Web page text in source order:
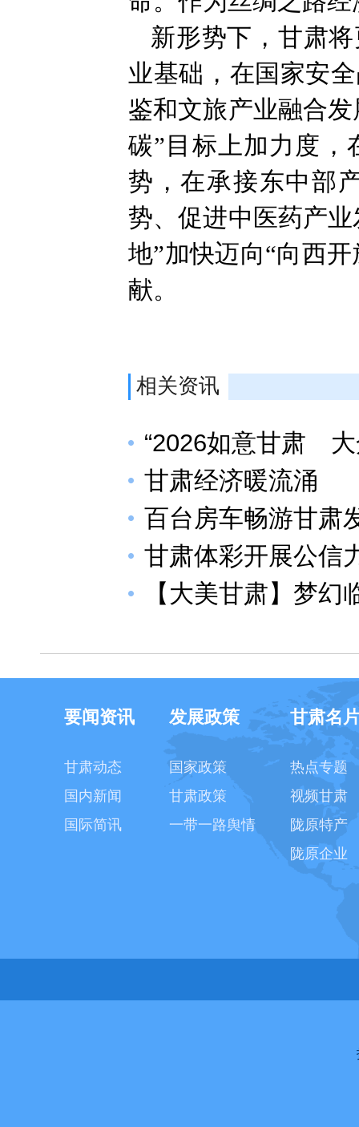
新形势下，甘肃
业基础，在国家安
鉴和文旅产业融合
碳”目标上加力度，
势，在承接东中部
势、促进中医药产
地”加快迈向“向西
献。
相关资讯
“2026如意甘肃 大
甘肃经济暖流涌
百台房车畅游甘肃
甘肃体彩开展公信
【大美甘肃】梦
要闻资讯
甘肃动态
国内新闻
国际简讯
发展政策
国家政策
甘肃政策
一带一路舆情
甘肃名
热点专题
视频甘肃
陇原特产
陇原企业